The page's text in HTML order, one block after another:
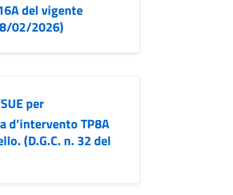
del vigente
02/2026)
per
d’intervento TP8A
(D.G.C. n. 32 del